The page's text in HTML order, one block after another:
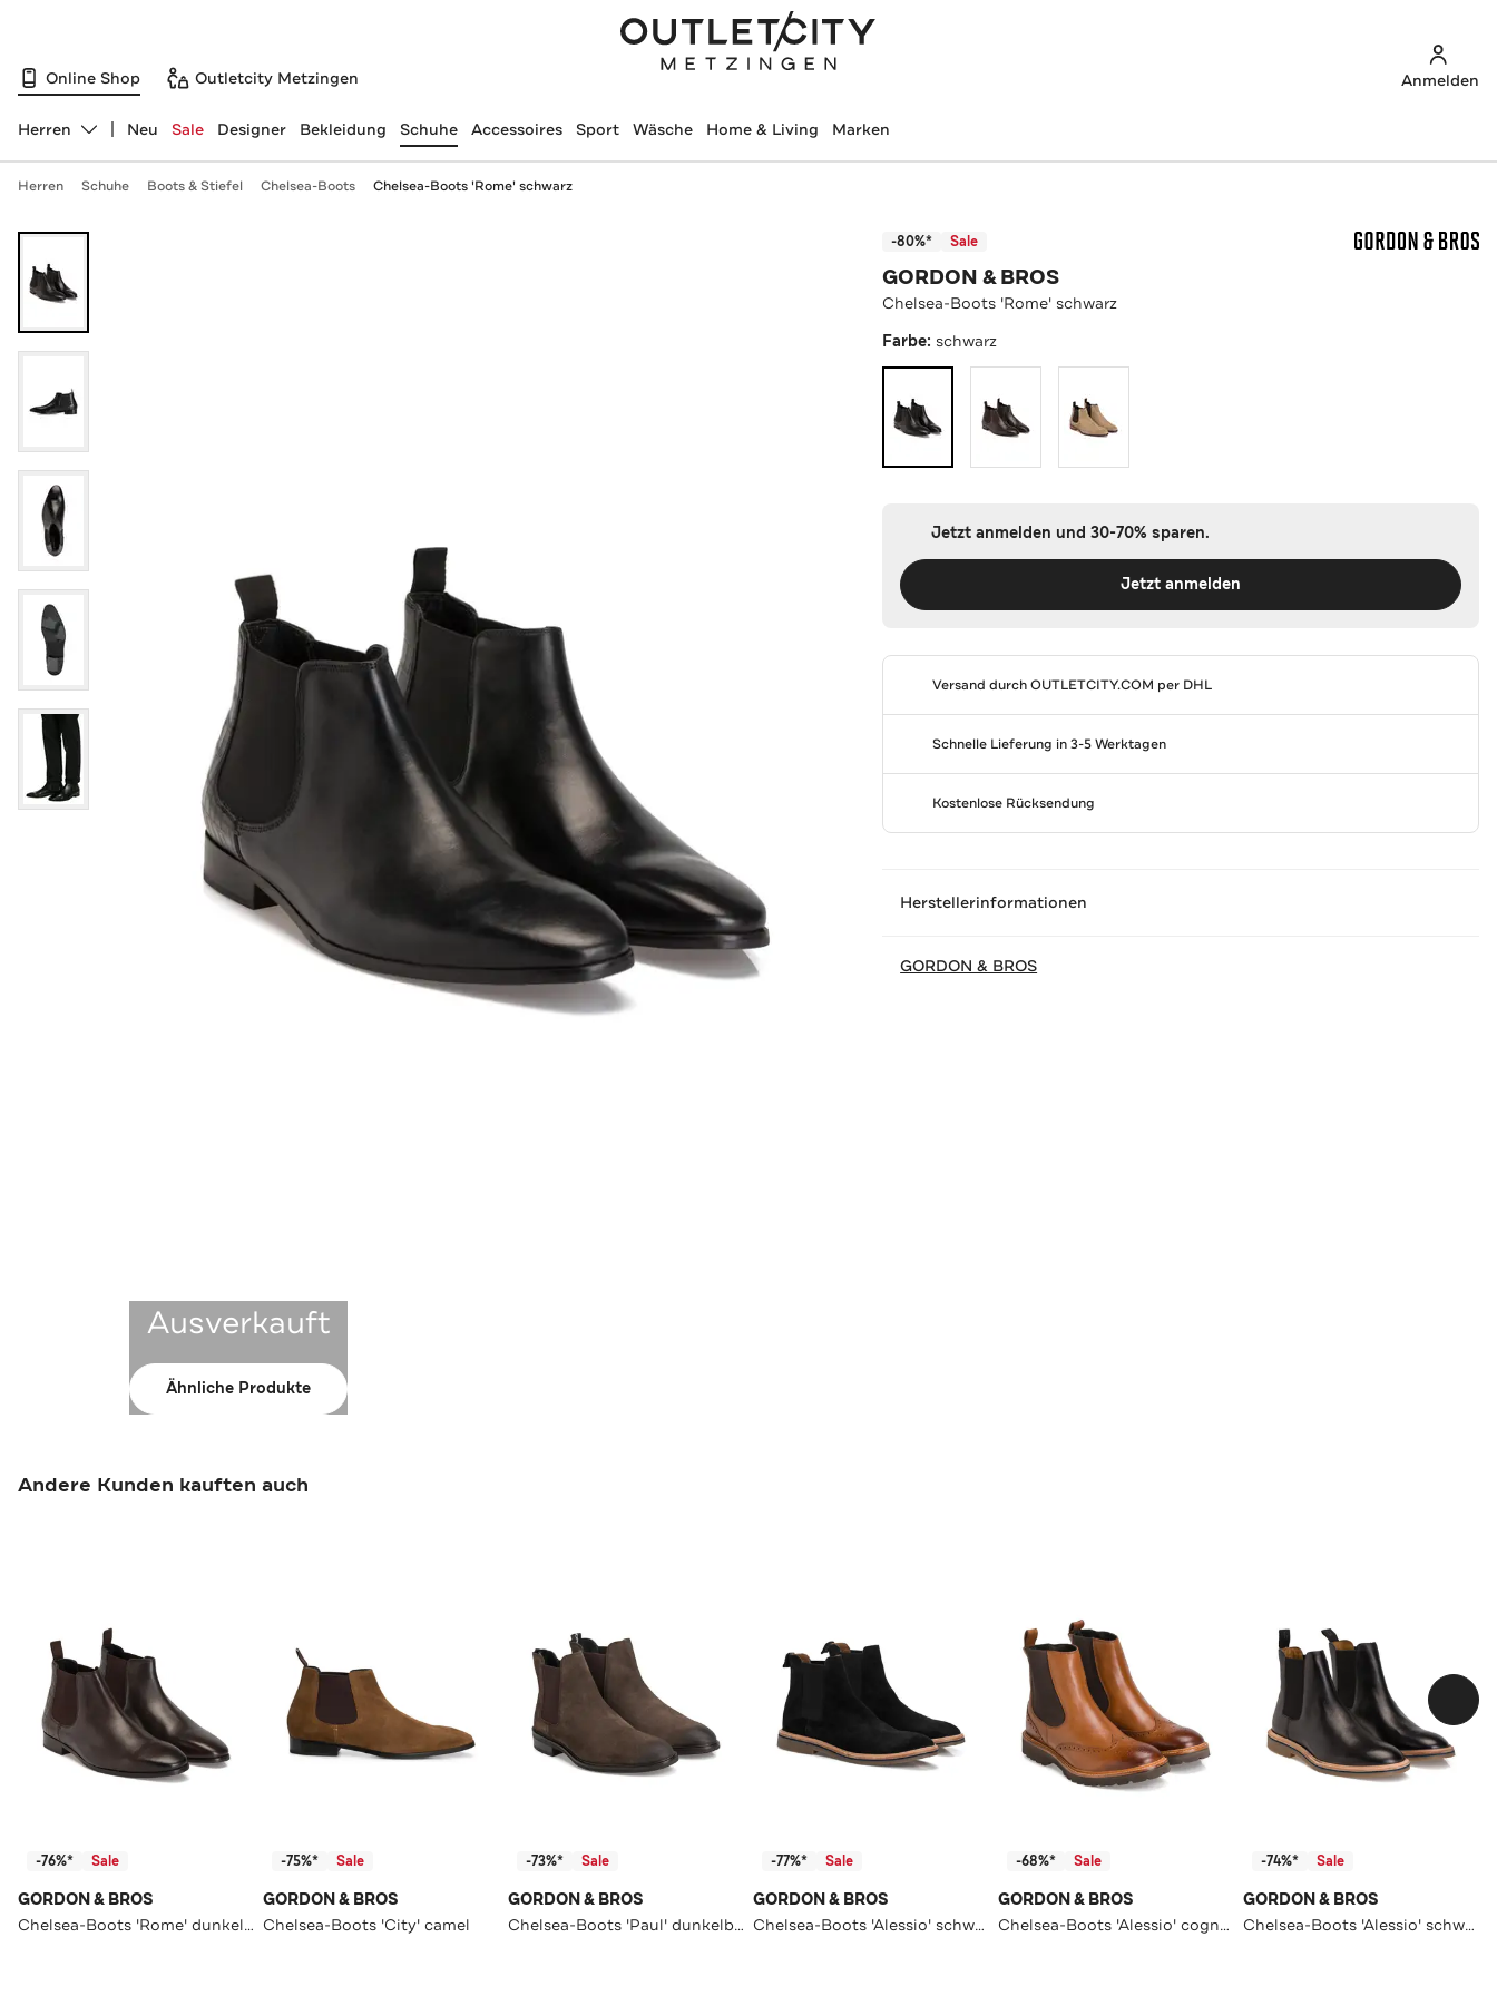
Online Shop Outletcity Metzingen Anmelden
Abteilung ändern, ausgewählt:
Herren Neu Sale Designer Bekleidung Schuhe Accessoires Sport Wäsche Home & Living Marken
Herren Schuhe Boots & Stiefel Chelsea-Boots Chelsea-Boots 'Rome' schwarz
Ausverkauft
Ähnliche Produkte
-80%* Sale
GORDON & BROS
Chelsea-Boots 'Rome' schwarz
Farbe: schwarz
Jetzt anmelden und 30-70% sparen.
Jetzt anmelden
Versand durchOUTLETCITY.COM per DHL
Schnelle Lieferung in 3-5 Werktagen
Kostenlose Rücksendung
Herstellerinformationen
GORDON & BROS
Andere Kunden kauften auch
-76%* Sale
GORDON & BROS
Chelsea-Boots 'Rome' dunkelbraun
-75%* Sale
GORDON & BROS
Chelsea-Boots 'City' camel
-73%* Sale
GORDON & BROS
Chelsea-Boots 'Paul' dunkelbraun
-77%* Sale
GORDON & BROS
Chelsea-Boots 'Alessio' schwarz
-68%* Sale
GORDON & BROS
Chelsea-Boots 'Alessio' cognac
-74%* Sale
GORDON & BROS
Chelsea-Boots 'Alessio' schwarz